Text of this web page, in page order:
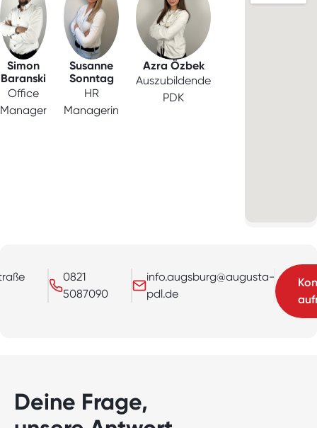
Simon
Baranski
Office
Manager
Susanne
Sonntag
HR
Managerin
Azra Özbek
Auszubildende
PDK
0821
5087090
info.augsburg@augusta-
pdl.de
Deine Frage,